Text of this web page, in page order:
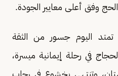
وفق أعلى معايير الجودة.
تمتد اليوم جسور من الثقة
في رحلة إيمانية ميسرة،
وتنتهي بخشوع في رحاب